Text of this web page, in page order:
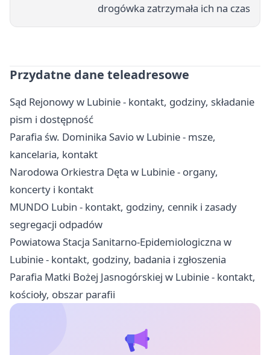
drogówka zatrzymała ich na czas
Przydatne dane teleadresowe
Sąd Rejonowy w Lubinie - kontakt, godziny, składanie
pism i dostępność
Parafia św. Dominika Savio w Lubinie - msze,
kancelaria, kontakt
Narodowa Orkiestra Dęta w Lubinie - organy,
koncerty i kontakt
MUNDO Lubin - kontakt, godziny, cennik i zasady
segregacji odpadów
Powiatowa Stacja Sanitarno-Epidemiologiczna w
Lubinie - kontakt, godziny, badania i zgłoszenia
Parafia Matki Bożej Jasnogórskiej w Lubinie - kontakt,
kościoły, obszar parafii